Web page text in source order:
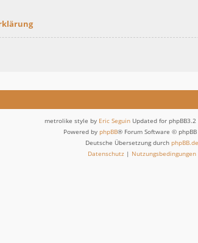
metrolike style by Eric Seguin Updated for phpBB3.2
Powered by phpBB® Forum Software ©
Deutsche Übersetzung durch phpBB.de
Datenschutz | Nutzungsbedingungen